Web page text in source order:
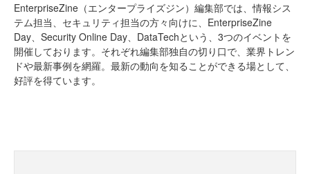
EnterpriseZine（エンタープライズジン）編集部では、情報シス
テム担当、セキュリティ担当の方々向けに、EnterpriseZine
Day、Security Online Day、DataTechという、3つのイベントを
開催しております。それぞれ編集部独自の切り口で、業界トレン
ドや最新事例を網羅。最新の動向を知ることができる場として、
好評を得ています。